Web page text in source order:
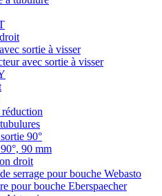
sortie à visser
avec sortie à visser
90°
90 mm
droit
serrage pour bouche Webasto
pour bouche Eberspaecher